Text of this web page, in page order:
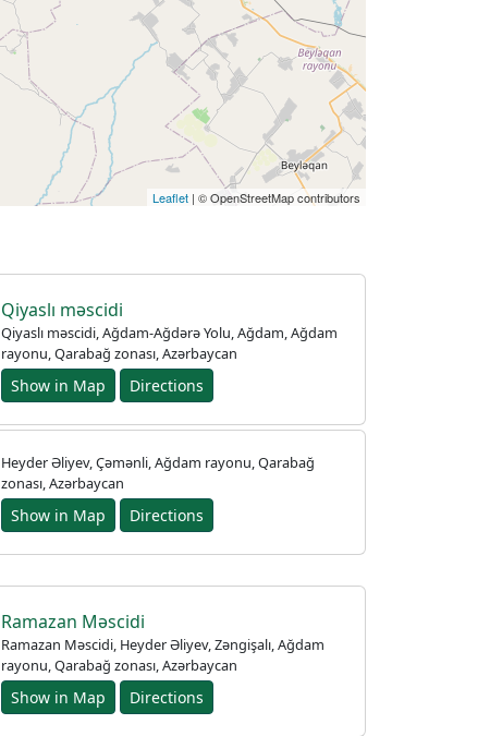
Leaflet | © OpenStreetMap contributors
Qiyaslı məscidi
Qiyaslı məscidi, Ağdam-Ağdərə Yolu, Ağdam, Ağdam
rayonu, Qarabağ zonası, Azərbaycan
Show in Map Directions
Heyder Əliyev, Çəmənli, Ağdam rayonu, Qarabağ
zonası, Azərbaycan
Show in Map Directions
Ramazan Məscidi
Ramazan Məscidi, Heyder Əliyev, Zəngişalı, Ağdam
rayonu, Qarabağ zonası, Azərbaycan
Show in Map Directions